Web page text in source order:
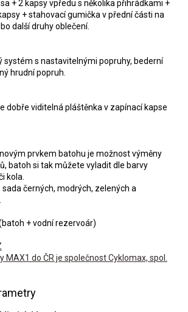
+ 2 kapsy vpředu s několika přihrádkami +
+ stahovací gumička v přední části na
další druhy oblečení.
systém s nastavitelnými popruhy, bederní
hrudní popruh.
dobře viditelná pláštěnka v zapínací kapse
prvkem batohu je možnost výměny
batoh si tak můžete vyladit dle barvy
kola.
černých, modrých, zelených a
+ vodní rezervoár)
MAX1 do ČR je společnost Cyklomax, spol.